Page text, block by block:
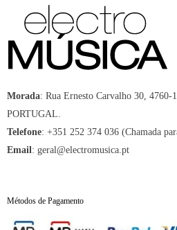
Morada: Rua Ernesto Carvalho 30, 4760-
PORTUGAL.
Telefone: +351 252 374 036 (Chamada
Email: geral@electromusica.pt
Métodos de Pagamento